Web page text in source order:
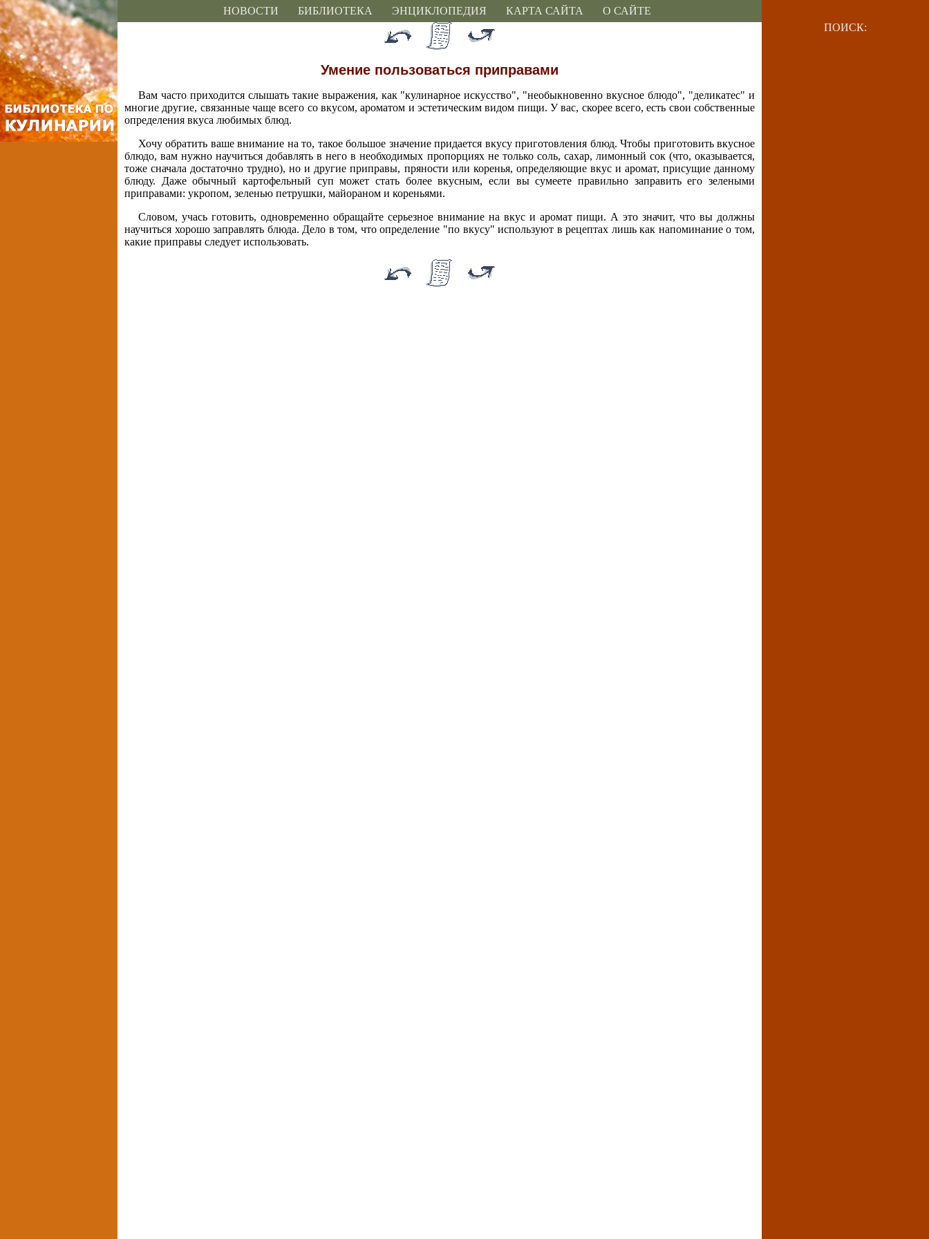
НОВОСТИ БИБЛИОТЕКА ЭНЦИКЛОПЕДИЯ КАРТА САЙТА О САЙТЕ
Умение пользоваться приправами
Вам часто приходится слышать такие выражения, как "кулинарное искусство", "необыкновенно вкусное блюдо", "деликатес" и
многие другие, связанные чаще всего со вкусом, ароматом и эстетическим видом пищи. У вас, скорее всего, есть свои собственные
определения вкуса любимых блюд.
Хочу обратить ваше внимание на то, такое большое значение придается вкусу приготовления блюд. Чтобы приготовить вкусное
блюдо, вам нужно научиться добавлять в него в необходимых пропорциях не только соль, сахар, лимонный сок (что, оказывается,
тоже сначала достаточно трудно), но и другие приправы, пряности или коренья, определяющие вкус и аромат, присущие данному
блюду. Даже обычный картофельный суп может стать более вкусным, если вы сумеете правильно заправить его зелеными
приправами: укропом, зеленью петрушки, майораном и кореньями.
Словом, учась готовить, одновременно обращайте серьезное внимание на вкус и аромат пищи. А это значит, что вы должны
научиться хорошо заправлять блюда. Дело в том, что определение "по вкусу" используют в рецептах лишь как напоминание о том,
какие приправы следует использовать.
ПОИСК: